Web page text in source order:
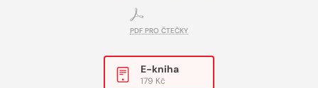
PDF PRO ČTEČKY
E-kniha
179 Kč